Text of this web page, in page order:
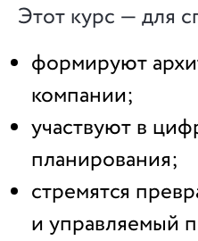
Этот курс — для
формируют
компании;
участвуют в
планирования;
стремятся
и управляемый